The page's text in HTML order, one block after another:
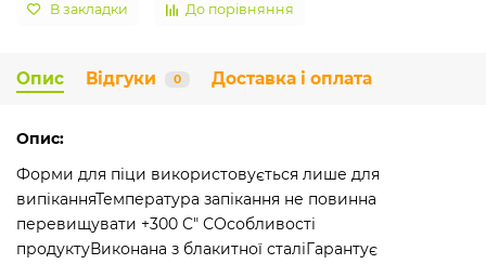
В закладки До порівняння
Опис Відгуки 0 Доставка і оплата
Опис:
Форми для піци використовується лише для
випіканняТемпература запікання не повинна
перевищувати +300 C" СОсобливості
продуктуВиконана з блакитної сталіГарантує